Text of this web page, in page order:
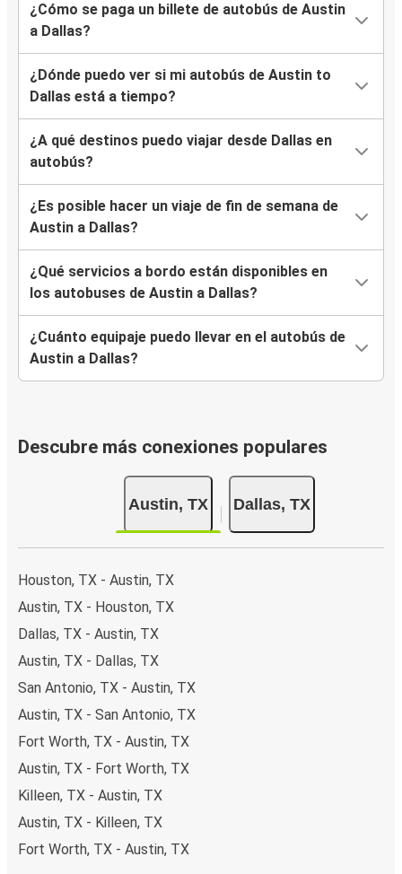
¿Cómo se paga un billete de autobús de Austin
a Dallas?
¿Dónde puedo ver si mi autobús de Austin to
Dallas está a tiempo?
¿A qué destinos puedo viajar desde Dallas en
autobús?
¿Es posible hacer un viaje de fin de semana de
Austin a Dallas?
¿Qué servicios a bordo están disponibles en
los autobuses de Austin a Dallas?
¿Cuánto equipaje puedo llevar en el autobús de
Austin a Dallas?
Descubre más conexiones populares
Austin, TX Dallas, TX
Houston, TX - Austin, TX
Austin, TX - Houston, TX
Dallas, TX - Austin, TX
Austin, TX - Dallas, TX
San Antonio, TX - Austin, TX
Austin, TX - San Antonio, TX
Fort Worth, TX - Austin, TX
Austin, TX - Fort Worth, TX
Killeen, TX - Austin, TX
Austin, TX - Killeen, TX
Fort Worth, TX - Austin, TX